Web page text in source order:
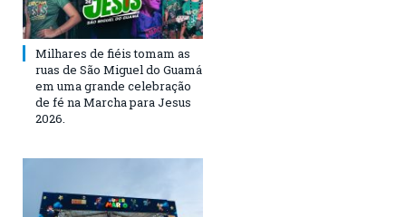
Milhares de fiéis tomam as
ruas de São Miguel do Guamá
em uma grande celebração
de fé na Marcha para Jesus
2026.